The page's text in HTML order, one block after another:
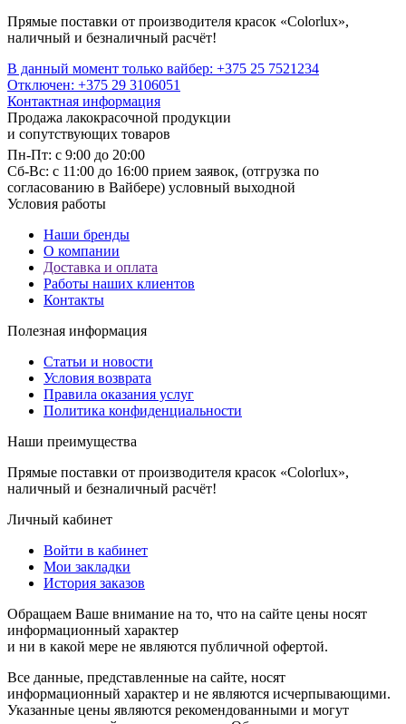
Прямые поставки от производителя красок «Colorlux»,
наличный и безналичный расчёт!
В данный момент только вайбер: +375 25 7521234
Отключен: +375 29 3106051
Контактная информация
Продажа лакокрасочной продукции
и сопутствующих товаров
Пн-Пт: с 9:00 до 20:00
Cб-Вс: с 11:00 до 16:00 прием заявок, (отгрузка по
согласованию в Вайбере) условный выходной
Условия работы
Наши бренды
О компании
Доставка и оплата
Работы наших клиентов
Контакты
Полезная информация
Статьи и новости
Условия возврата
Правила оказания услуг
Политика конфиденциальности
Наши преимущества
Прямые поставки от производителя красок «Colorlux»,
наличный и безналичный расчёт!
Личный кабинет
Войти в кабинет
Мои закладки
История заказов
Обращаем Ваше внимание на то, что на сайте цены носят
информационный характер
и ни в какой мере не являются публичной офертой.
Все данные, представленные на сайте, носят
информационный характер и не являются исчерпывающими.
Указанные цены являются рекомендованными и могут